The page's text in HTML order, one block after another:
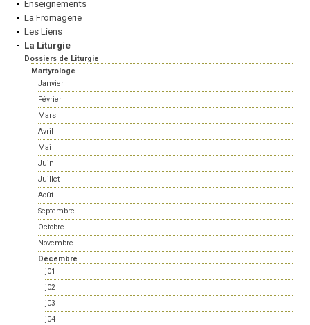
Enseignements
La Fromagerie
Les Liens
La Liturgie
Dossiers de Liturgie
Martyrologe
Janvier
Février
Mars
Avril
Mai
Juin
Juillet
Août
Septembre
Octobre
Novembre
Décembre
j01
j02
j03
j04